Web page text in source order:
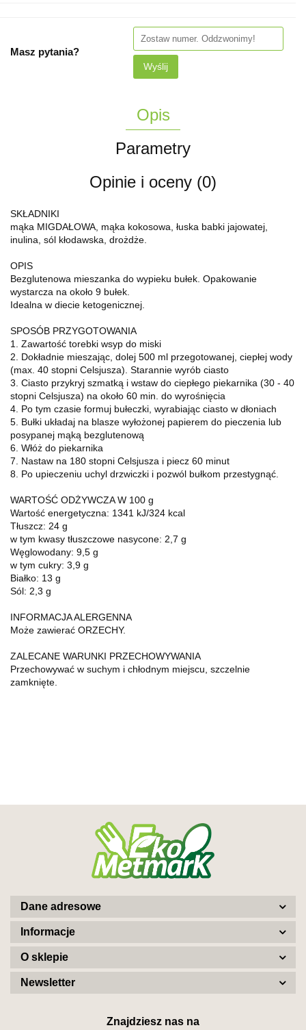
Masz pytania?
Wyślij
Opis
Parametry
Opinie i oceny (0)
SKŁADNIKI
mąka MIGDAŁOWA, mąka kokosowa, łuska babki jajowatej,
inulina, sól kłodawska, drożdże.
OPIS
Bezglutenowa mieszanka do wypieku bułek. Opakowanie
wystarcza na około 9 bułek.
Idealna w diecie ketogenicznej.
SPOSÓB PRZYGOTOWANIA
1. Zawartość torebki wsyp do miski
2. Dokładnie mieszając, dolej 500 ml przegotowanej, ciepłej wody
(max. 40 stopni Celsjusza). Starannie wyrób ciasto
3. Ciasto przykryj szmatką i wstaw do ciepłego piekarnika (30 - 40
stopni Celsjusza) na około 60 min. do wyrośnięcia
4. Po tym czasie formuj bułeczki, wyrabiając ciasto w dłoniach
5. Bułki układaj na blasze wyłożonej papierem do pieczenia lub
posypanej mąką bezglutenową
6. Włóż do piekarnika
7. Nastaw na 180 stopni Celsjusza i piecz 60 minut
8. Po upieczeniu uchyl drzwiczki i pozwól bułkom przestygnąć.
WARTOŚĆ ODŻYWCZA W 100 g
Wartość energetyczna: 1341 kJ/324 kcal
Tłuszcz: 24 g
w tym kwasy tłuszczowe nasycone: 2,7 g
Węglowodany: 9,5 g
w tym cukry: 3,9 g
Białko: 13 g
Sól: 2,3 g
INFORMACJA ALERGENNA
Może zawierać ORZECHY.
ZALECANE WARUNKI PRZECHOWYWANIA
Przechowywać w suchym i chłodnym miejscu, szczelnie
zamknięte.
Dane adresowe
Informacje
O sklepie
Newsletter
Znajdziesz nas na